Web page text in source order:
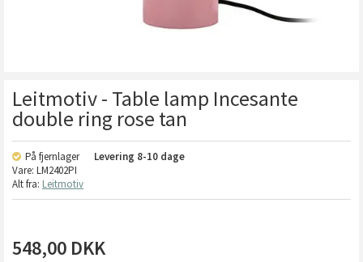
Leitmotiv - Table lamp Incesante
double ring rose tan
På fjernlager Levering 8-10 dage
Vare: LM2402PI
Alt fra: Leitmotiv
548,00 DKK